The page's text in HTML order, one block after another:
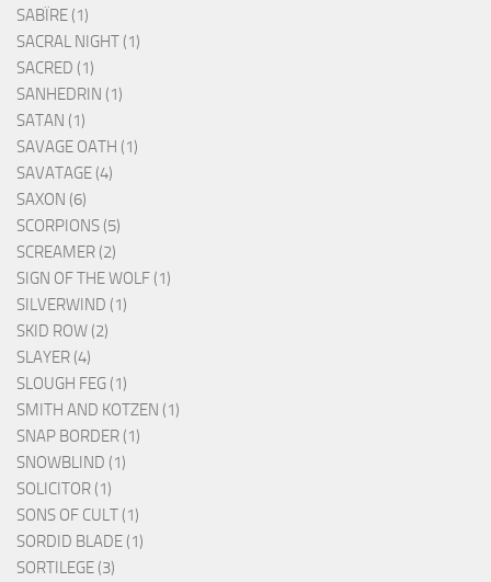
SABÏRE (1)
SACRAL NIGHT (1)
SACRED (1)
SANHEDRIN (1)
SATAN (1)
SAVAGE OATH (1)
SAVATAGE (4)
SAXON (6)
SCORPIONS (5)
SCREAMER (2)
SIGN OF THE WOLF (1)
SILVERWIND (1)
SKID ROW (2)
SLAYER (4)
SLOUGH FEG (1)
SMITH AND KOTZEN (1)
SNAP BORDER (1)
SNOWBLIND (1)
SOLICITOR (1)
SONS OF CULT (1)
SORDID BLADE (1)
SORTILEGE (3)